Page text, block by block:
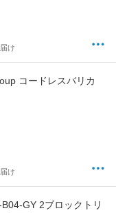
け
コードレスバリカ
け
GY 2ブロックトリ